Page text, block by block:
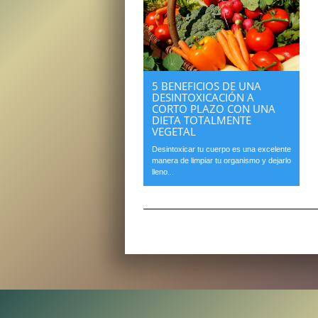
5 BENEFICIOS DE UNA
DESINTOXICACIÓN A
CORTO PLAZO CON UNA
DIETA TOTALMENTE
VEGETAL
Desintoxicar tu cuerpo es una excelente
manera de limpiar tu organismo y dejarlo
lleno...